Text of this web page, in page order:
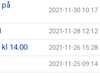
på
2021-11-30 10:17
2021-11-28 12:12
14.00 2021-11-26 15:28
2021-11-25 09:14